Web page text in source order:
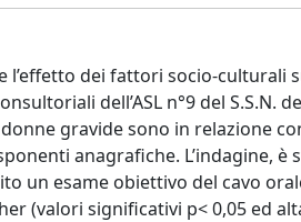
l’effetto dei fattori socio-
dell’ASL n°9 del S.S.N.
gravide sono in relazione
anagrafiche. L’indagine,
un esame obiettivo del cavo